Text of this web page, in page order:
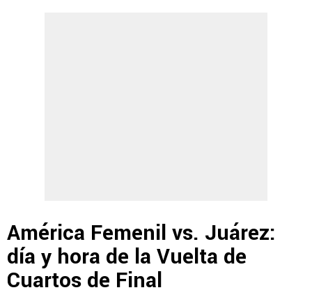
América Femenil vs. Juárez:
día y hora de la Vuelta de
Cuartos de Final